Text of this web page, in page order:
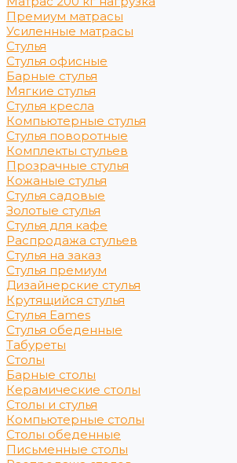
Премиум матрасы
Усиленные матрасы
Стулья
Стулья офисные
Барные стулья
Мягкие стулья
Стулья кресла
Компьютерные стулья
Стулья поворотные
Комплекты стульев
Прозрачные стулья
Кожаные стулья
Стулья садовые
Золотые стулья
Стулья для кафе
Распродажа стульев
Стулья на заказ
Стулья премиум
Дизайнерские стулья
Крутящийся стулья
Стулья Eames
Стулья обеденные
Табуреты
Столы
Барные столы
Керамические столы
Столы и стулья
Компьютерные столы
Столы обеденные
Письменные столы